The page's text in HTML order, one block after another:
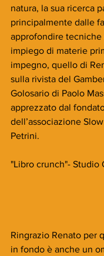
natura, la sua ricerca
principalmente dalle
approfondire tecniche
impiego di materie
impegno, quello di
sulla rivista del
Golosario di Paolo
apprezzato dal
dell’associazione
Petrini.
"Libro crunch"- Studio
Ringrazio Renato per
in fondo è anche un